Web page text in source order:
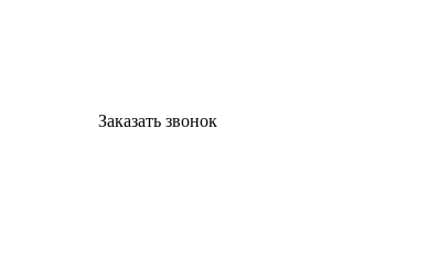
Заказать звонок